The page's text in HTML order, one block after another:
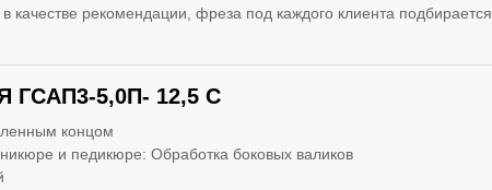
качестве рекомендации, фреза под каждого клиента подбирается
5,0П- 12,5 С
концом
и педикюре: Обработка боковых валиков